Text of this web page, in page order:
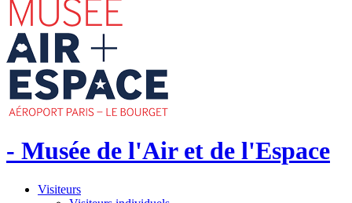
- Musée de l'Air et de l'Espace
Visiteurs